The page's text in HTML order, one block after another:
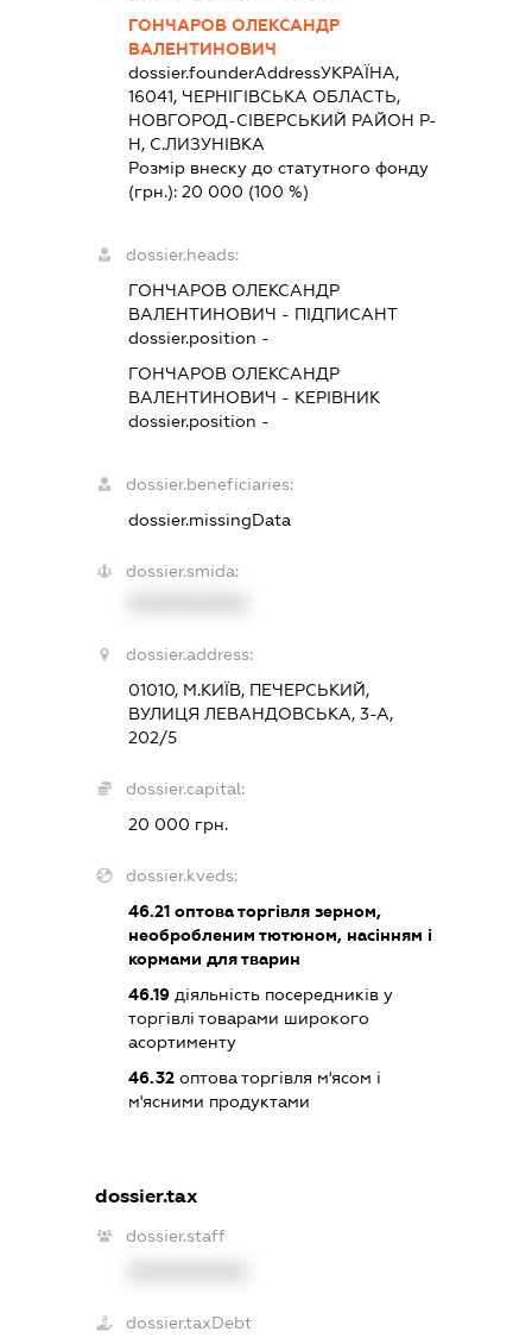
ГОНЧАРОВ ОЛЕКСАНДР
ВАЛЕНТИНОВИЧ
dossier.founderAddressУКРАЇНА,
16041, ЧЕРНIГIВСЬКА ОБЛАСТЬ,
НОВГОРОД-СIВЕРСЬКИЙ РАЙОН Р-
Н, С.ЛИЗУНІВКА
Розмір внеску до статутного фонду
(грн.): 20 000 (100 %)
dossier.heads:
ГОНЧАРОВ ОЛЕКСАНДР
ВАЛЕНТИНОВИЧ - ПІДПИСАНТ
dossier.position -
ГОНЧАРОВ ОЛЕКСАНДР
ВАЛЕНТИНОВИЧ - КЕРІВНИК
dossier.position -
dossier.beneficiaries:
dossier.missingData
dossier.smida:
dossier.address:
01010, М.КИЇВ, ПЕЧЕРСЬКИЙ,
ВУЛИЦЯ ЛЕВАНДОВСЬКА, 3-А,
202/5
dossier.capital:
20 000 грн.
dossier.kveds:
46.21оптова торгівля зерном,
необробленим тютюном, насінням і
кормами для тварин
46.19діяльність посередників у
торгівлі товарами широкого
асортименту
46.32оптова торгівля м'ясом і
м'ясними продуктами
dossier.tax
dossier.staff
dossier.taxDebt